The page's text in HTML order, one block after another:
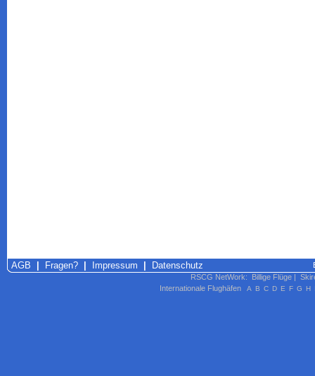
AGB Fragen? Impressum Datenschutz
RSCG NetWork: Billige Flüge |
Internationale Flughäfen
A B C D E F G H